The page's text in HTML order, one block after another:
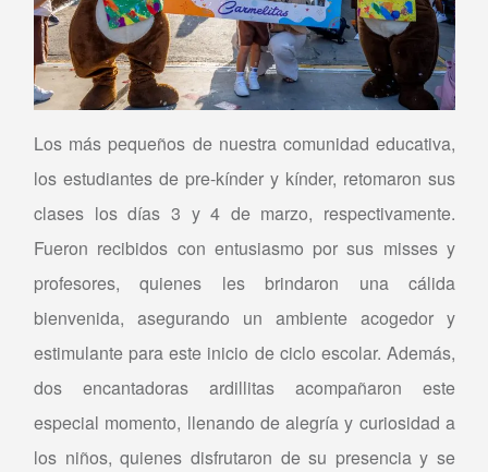
Los más pequeños de nuestra comunidad educativa,
los estudiantes de pre-kínder y kínder, retomaron sus
clases los días 3 y 4 de marzo, respectivamente.
Fueron recibidos con entusiasmo por sus misses y
profesores, quienes les brindaron una cálida
bienvenida, asegurando un ambiente acogedor y
estimulante para este inicio de ciclo escolar. Además,
dos encantadoras ardillitas acompañaron este
especial momento, llenando de alegría y curiosidad a
los niños, quienes disfrutaron de su presencia y se